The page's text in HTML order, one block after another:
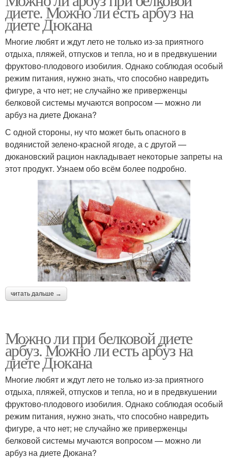
диете. Можно ли есть арбуз на
диете Дюкана
Многие любят и ждут лето не только из-за приятного
отдыха, пляжей, отпусков и тепла, но и в предвкушении
фруктово-плодового изобилия. Однако соблюдая особый
режим питания, нужно знать, что способно навредить
фигуре, а что нет; не случайно же приверженцы
белковой системы мучаются вопросом — можно ли
арбуз на диете Дюкана?
С одной стороны, ну что может быть опасного в
водянистой зелено-красной ягоде, а с другой —
дюкановский рацион накладывает некоторые запреты на
этот продукт. Узнаем обо всём более подробно.
читать дальше →
Можно ли при белковой диете
арбуз. Можно ли есть арбуз на
диете Дюкана
Многие любят и ждут лето не только из-за приятного
отдыха, пляжей, отпусков и тепла, но и в предвкушении
фруктово-плодового изобилия. Однако соблюдая особый
режим питания, нужно знать, что способно навредить
фигуре, а что нет; не случайно же приверженцы
белковой системы мучаются вопросом — можно ли
арбуз на диете Дюкана?